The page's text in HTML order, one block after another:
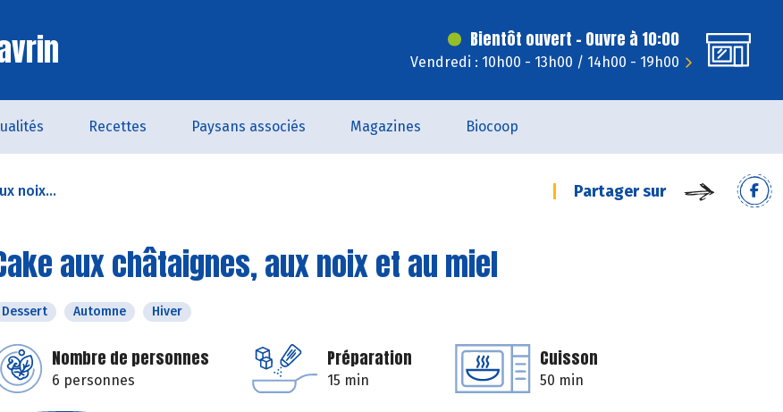
Bientôt ouvert - Ouvre à 10:00
Vendredi : 10h00 - 13h00 / 14h00 - 19h00
Recettes Paysans associés Magazines Biocoop
noix... Partager sur
aux châtaignes, aux noix et au miel
Dessert Automne Hiver
Nombre de personnes
6 personnes
Préparation
15 min
Cuisson
50 min